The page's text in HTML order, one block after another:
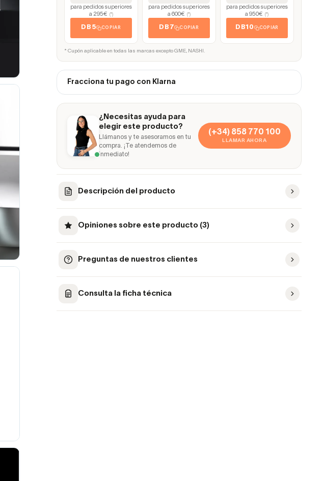
para pedidos superiores
a 295€
(*)
DB5 COPIAR
para pedidos superiores
a 600€
(*)
DB7 COPIAR
para pedidos superiores
a 950€
(*)
DB10 COPIAR
* Cupón aplicable en todas las marcas excepto GME, NASHI.
Fracciona tu pago con Klarna
¿Necesitas ayuda para
elegir este producto?
Llámanos y te asesoramos en tu
compra. ¡Te atendemos de
inmediato!
(+34) 858 770 100
LLAMAR AHORA
Descripción del producto
Opiniones sobre este producto (3)
Preguntas de nuestros clientes
Consulta la ficha técnica